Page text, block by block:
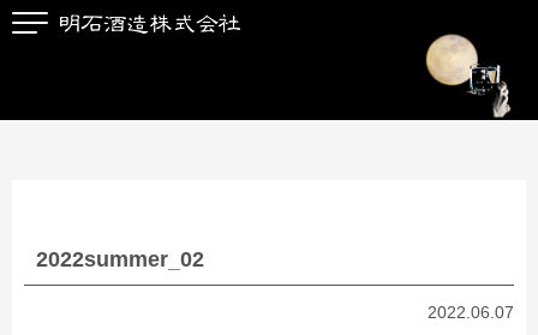
2022summer_02
2022.06.07